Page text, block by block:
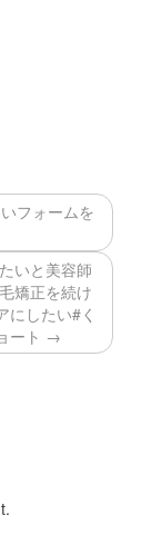
フォームを
いと美容師
矯正を続け
にしたい#く
ート →